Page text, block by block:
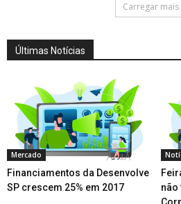
Carregar mais
Últimas Notícias
Mercado
Financiamentos da Desenvolve
SP crescem 25% em 2017
não